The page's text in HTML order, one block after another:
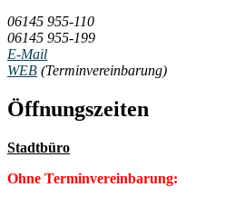
06145 955-110
06145 955-199
E-Mail
WEB (Terminvereinbarung)
Öffnungszeiten
Stadtbüro
Ohne Terminvereinbarung: